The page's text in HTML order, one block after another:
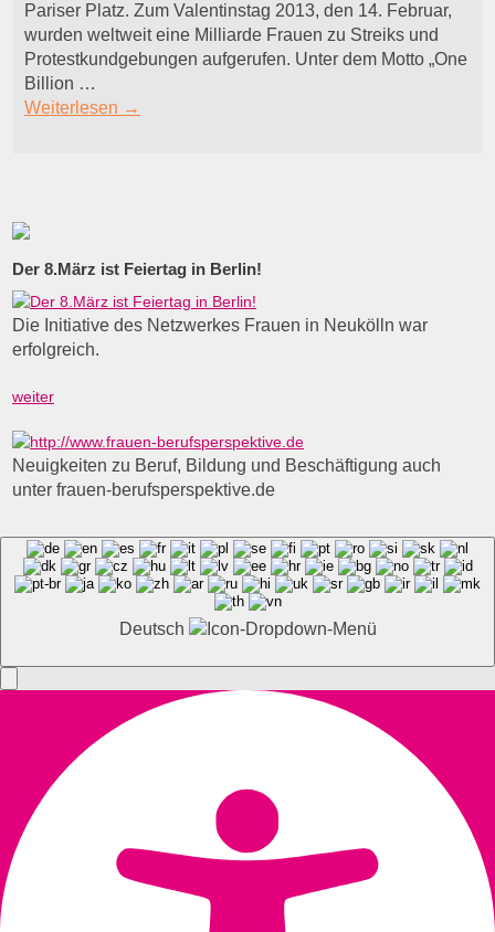
Pariser Platz. Zum Valentinstag 2013, den 14. Februar,
wurden weltweit eine Milliarde Frauen zu Streiks und
Protestkundgebungen aufgerufen. Unter dem Motto „One
Billion …
Weiterlesen →
Der 8.März ist Feiertag in Berlin!
Die Initiative des Netzwerkes Frauen in Neukölln war
erfolgreich.
weiter
Neuigkeiten zu Beruf, Bildung und Beschäftigung auch
unter frauen-berufsperspektive.de
Deutsch